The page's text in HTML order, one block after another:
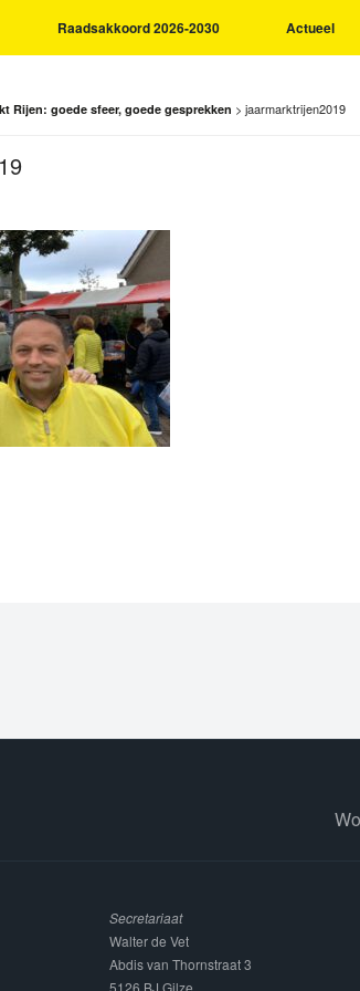
Raadsakkoord 2026-2030 Actueel
Rijen: goede sfeer, goede gesprekken > jaarmarktrijen2019
Secretariaat
Walter de Vet
Abdis van Thornstraat 3
5126 BJ Gilze